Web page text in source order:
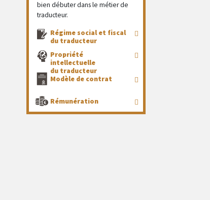
bien débuter dans le métier de
traducteur.
Régime social et fiscal
du traducteur
Propriété
intellectuelle
du traducteur
Modèle de contrat
Rémunération